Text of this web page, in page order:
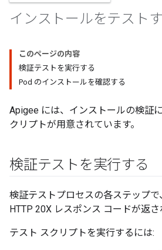
インストールをテスト
このページの内容
検証テストを実行する
Pod のインストールを確認する
Apigee には、インストールの検証
クリプトが用意されています。
検証テストを実行する
検証テストプロセスの各ステップ
HTTP 20X レスポンス コードが返さ
テスト スクリプトを実行するには: